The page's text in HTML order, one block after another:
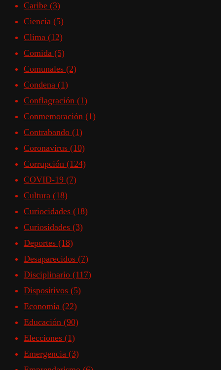
Caribe (3)
Ciencia (5)
Clima (12)
Comida (5)
Comunales (2)
Condena (1)
Conflagración (1)
Conmemoración (1)
Contrabando (1)
Coronavirus (10)
Corrupción (124)
COVID-19 (7)
Cultura (18)
Curiocidades (18)
Curiosidades (3)
Deportes (18)
Desaparecidos (7)
Disciplinario (117)
Dispositivos (5)
Economía (22)
Educación (90)
Elecciones (1)
Emergencia (3)